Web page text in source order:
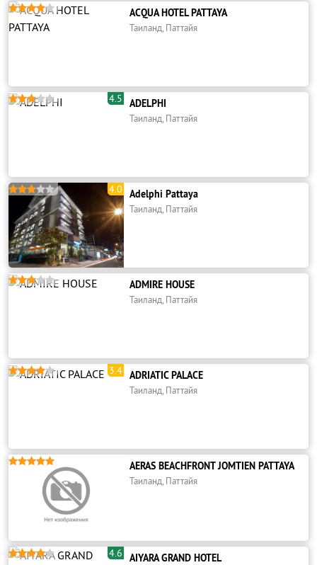
 ACQUA HOTEL PATTAYA
Таиланд, Паттайя
 4.5 ADELPHI
Таиланд, Паттайя
 4.0 Adelphi Pattaya
Таиланд, Паттайя
 ADMIRE HOUSE
Таиланд, Паттайя
 3.4 ADRIATIC PALACE
Таиланд, Паттайя
 AERAS BEACHFRONT JOMTIEN PATTAYA
Таиланд, Паттайя
 4.6 AIYARA GRAND HOTEL